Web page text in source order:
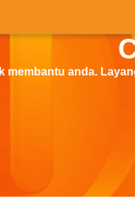
membantu anda.